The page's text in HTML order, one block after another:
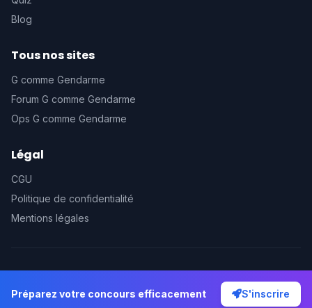
Préparez votre concours efficacement S'inscrire
Préparez votre concours efficacement S'inscrire
Blog
Tous nos sites
G comme Gendarme
Forum G comme Gendarme
Ops G comme Gendarme
Légal
CGU
Politique de confidentialité
Mentions légales